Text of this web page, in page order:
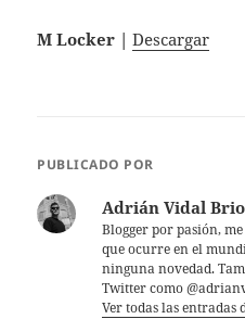
M Locker | Descargar
PUBLICADO POR
Adrián Vidal
Blogger por pasión,
que ocurre en el
ninguna novedad.
Twitter como
Ver todas las